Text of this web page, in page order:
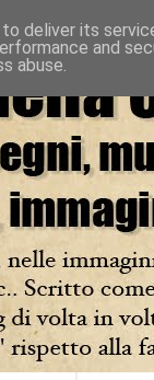
deliver its
and
abuse.